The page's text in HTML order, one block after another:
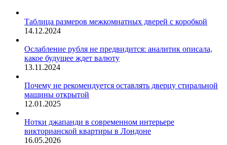
Таблица размеров межкомнатных дверей с коробкой
14.12.2024
Ослабление рубля не предвидится: аналитик описала,
какое будущее ждет валюту
13.11.2024
Почему не рекомендуется оставлять дверцу стиральной
машины открытой
12.01.2025
Нотки джапанди в современном интерьере
викторианской квартиры в Лондоне
16.05.2026